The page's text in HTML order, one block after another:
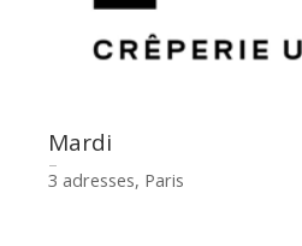
Mardi
3 adresses, Paris